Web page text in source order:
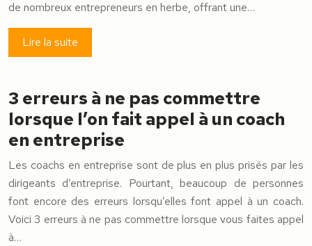
de nombreux entrepreneurs en herbe, offrant une…
Lire la suite
3 erreurs à ne pas commettre
lorsque l’on fait appel à un coach
en entreprise
Les coachs en entreprise sont de plus en plus prisés par les
dirigeants d’entreprise. Pourtant, beaucoup de personnes
font encore des erreurs lorsqu’elles font appel à un coach.
Voici 3 erreurs à ne pas commettre lorsque vous faites appel
à…